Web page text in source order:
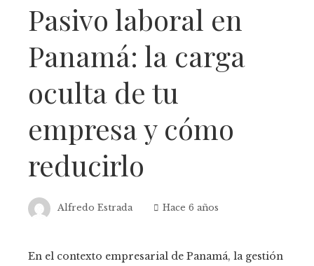
Pasivo laboral en
Panamá: la carga
oculta de tu
empresa y cómo
reducirlo
Alfredo Estrada Hace 6 años
En el contexto empresarial de Panamá, la gestión